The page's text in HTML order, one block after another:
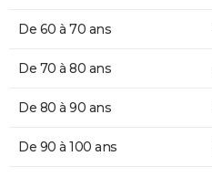
De 60 à 70 ans
De 70 à 80 ans
De 80 à 90 ans
De 90 à 100 ans